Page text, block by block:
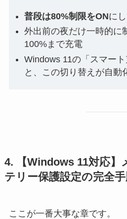
普段は80%制限をONに
外出前の夜だけ一時的に
100%まで充電
Windows 11の「スマー
と、この切り替えが自動
4. 【Windows 11対応】
テリー保護設定の完全
ここが一番大事な章です。